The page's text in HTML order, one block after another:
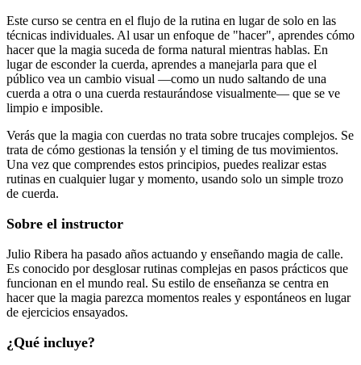
Este curso se centra en el flujo de la rutina en lugar de solo en las
técnicas individuales. Al usar un enfoque de "hacer", aprendes cómo
hacer que la magia suceda de forma natural mientras hablas. En
lugar de esconder la cuerda, aprendes a manejarla para que el
público vea un cambio visual —como un nudo saltando de una
cuerda a otra o una cuerda restaurándose visualmente— que se ve
limpio e imposible.
Verás que la magia con cuerdas no trata sobre trucajes complejos. Se
trata de cómo gestionas la tensión y el timing de tus movimientos.
Una vez que comprendes estos principios, puedes realizar estas
rutinas en cualquier lugar y momento, usando solo un simple trozo
de cuerda.
Sobre el instructor
Julio Ribera ha pasado años actuando y enseñando magia de calle.
Es conocido por desglosar rutinas complejas en pasos prácticos que
funcionan en el mundo real. Su estilo de enseñanza se centra en
hacer que la magia parezca momentos reales y espontáneos en lugar
de ejercicios ensayados.
¿Qué incluye?